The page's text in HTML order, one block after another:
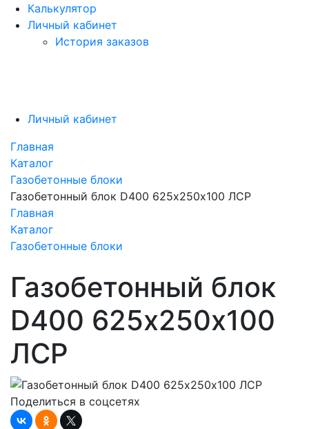
Калькулятор
Личный кабинет
История заказов
Личный кабинет
Главная
Каталог
Газобетонные блоки
Газобетонный блок D400 625х250х100 ЛСР
Главная
Каталог
Газобетонные блоки
Газобетонный блок
D400 625х250х100
ЛСР
Поделиться в соцсетях